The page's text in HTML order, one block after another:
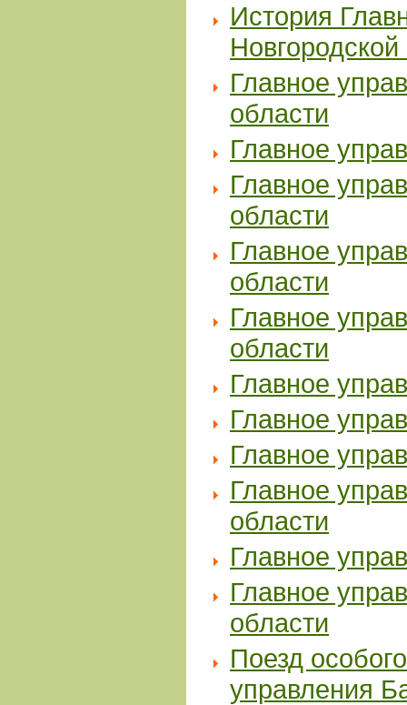
История
Главное
области
Главное
Главное
области
Главное
области
Главное
области
Главное
Главное
Главное
Главное
области
Главное
Главное
области
Поезд
управления